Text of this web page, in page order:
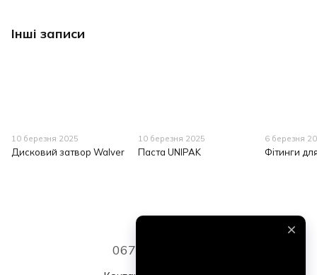
Інші записи
10 березня 2025
Дисковий затвор Walver
10 березня 2025
Паста UNIPAK
6 березня
Фітинги
067 339 7768